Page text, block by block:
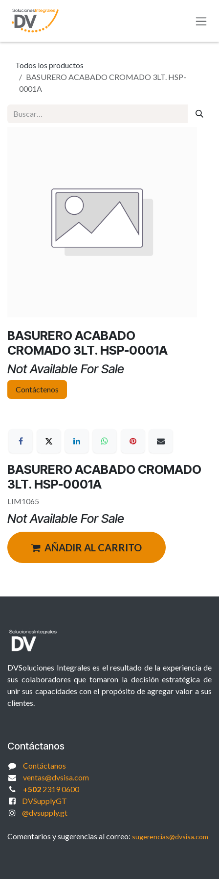
Todos los productos
BASURERO ACABADO CROMADO 3LT. HSP-
0001A
BASURERO ACABADO
CROMADO 3LT. HSP-0001A
Not Available For Sale
Contáctenos
BASURERO ACABADO CROMADO
3LT. HSP-0001A
LIM1065
Not Available For Sale
AÑADIR AL CARRITO
DVSoluciones Integrales es el resultado de la experiencia de
sus colaboradores que tomaron la decisión estratégica de
unir sus capacidades con el propósito de agregar valor a sus
clientes.
Contáctanos
Contáctanos
ventas@dvsisa.com
+5022319 0600
DVSupplyGT
@dvsupply.gt
Comentarios y sugerencias al correo: sugerencias@dvsisa.com